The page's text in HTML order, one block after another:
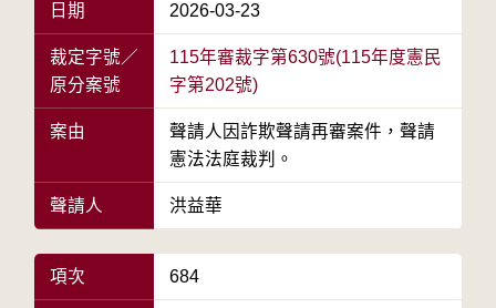
日期 2026-03-23
裁定字號／
原分案號
115年審裁字第630號(115年度憲民
字第202號)
案由
聲請人因詐欺聲請再審案件，聲請
憲法法庭裁判。
聲請人 洪益華
項次 684